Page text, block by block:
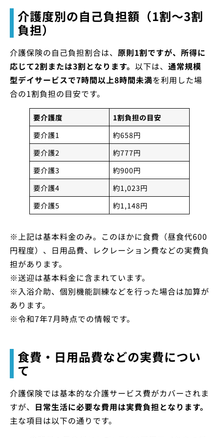
介護度別の自己負担額（1割〜3割
負担）
介護保険の自己負担割合は、 原則1割ですが、所得に
応じて2割または3割となります。 以下は、 通常規模
型デイサービスで7時間以上8時間未満を利用した場
合の1割負担の目安です。
要介護度
1割負担の目安
要介護1
約658円
要介護2
約777円
要介護3
約900円
要介護4
約1,023円
要介護5
約1,148円
※上記は基本料金のみ。このほかに食費（昼食代600
円程度）、日用品費、レクレーション費などの実費負
担があります。
※送迎は基本料金に含まれています。
※入浴介助、個別機能訓練などを行った場合は加算が
あります。
※令和7年7月時点での情報です。
食費・日用品費などの実費につい
て
介護保険では基本的な介護サービス費がカバーされま
すが、 日常生活に必要な費用は実費負担となります。
主な項目は以下の通りです。